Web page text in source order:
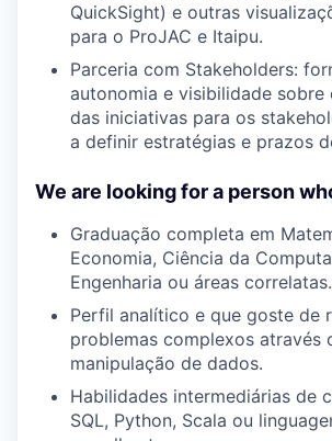
QuickSight) e outras
para o ProJAC e Itaipu.
Parceria com Stakeholders:
autonomia e visibilidade sobre
das iniciativas para os
a definir estratégias e prazos
We are looking for a person
Graduação completa em
Economia, Ciência da
Engenharia ou áreas correlatas.
Perfil analítico e que goste de
problemas complexos através
manipulação de dados.
Habilidades intermediárias de
SQL, Python, Scala ou